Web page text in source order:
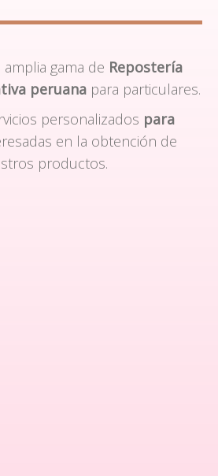
gama de Repostería
peruanapara particulares.
personalizados para
en la obtención de
productos.